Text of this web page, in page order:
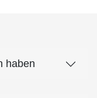
haben